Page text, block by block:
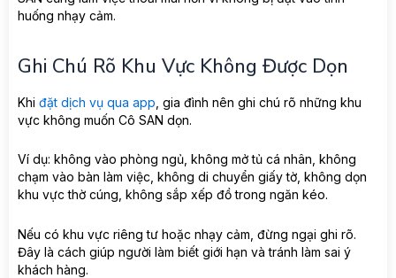
huống nhạy cảm.
Ghi Chú Rõ Khu Vực Không Được Dọn
Khi đặt dịch vụ qua app , gia đình nên ghi chú rõ những khu
vực không muốn Cô SAN dọn.
Ví dụ: không vào phòng ngủ, không mở tủ cá nhân, không
chạm vào bàn làm việc, không di chuyển giấy tờ, không dọn
khu vực thờ cúng, không sắp xếp đồ trong ngăn kéo.
Nếu có khu vực riêng tư hoặc nhạy cảm, đừng ngại ghi rõ.
Đây là cách giúp người làm biết giới hạn và tránh làm sai ý
khách hàng.